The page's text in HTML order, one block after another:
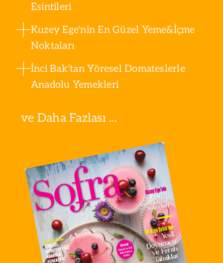
Esintileri
Kuzey Ege'nin En Güzel Yeme&İçme
Noktaları
İnci Bak'tan Yöresel Domateslerle
Anadolu Yemekleri
ve Daha Fazlası ...